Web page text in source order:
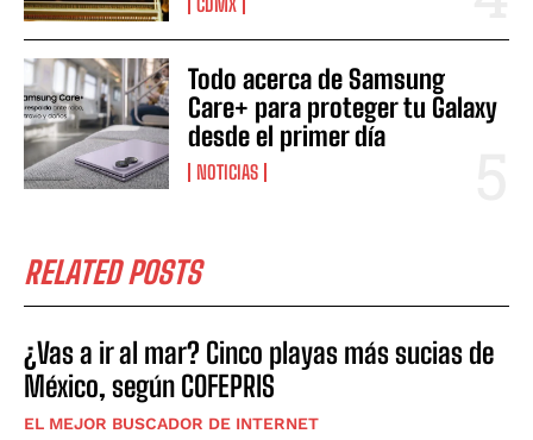
Todo acerca de Samsung
Care+ para proteger tu Galaxy
desde el primer día
NOTICIAS
RELATED POSTS
¿Vas a ir al mar? Cinco playas más sucias de
México, según COFEPRIS
EL MEJOR BUSCADOR DE INTERNET